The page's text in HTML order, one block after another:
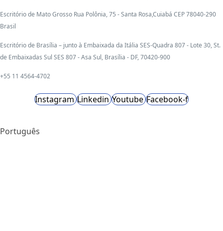
Escritório de Mato Grosso Rua Polônia, 75 - Santa Rosa,Cuiabá CEP 78040-290
Brasil
Escritório de Brasília – junto à Embaixada da Itália SES-Quadra 807 - Lote 30, St.
de Embaixadas Sul SES 807 - Asa Sul, Brasília - DF, 70420-900
+55 11 4564-4702
Instagram Linkedin Youtube Facebook-f
Português